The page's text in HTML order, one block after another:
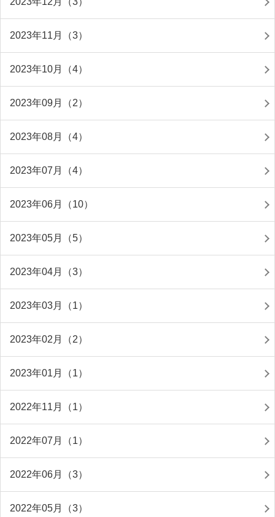
2023年11月（3）
2023年10月（4）
2023年09月（2）
2023年08月（4）
2023年07月（4）
2023年06月（10）
2023年05月（5）
2023年04月（3）
2023年03月（1）
2023年02月（2）
2023年01月（1）
2022年11月（1）
2022年07月（1）
2022年06月（3）
2022年05月（3）